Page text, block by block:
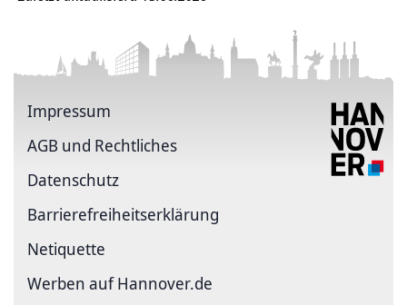
Impressum
AGB und Rechtliches
Datenschutz
Barriere­freiheits­erklärung
Netiquette
Werben auf Hannover.de